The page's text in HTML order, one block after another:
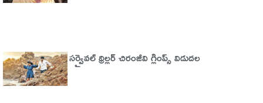
సర్వైవల్‌ థ్రిల్లర్‌ చిరంజీవి గ్లింప్స్‌ విడుదల